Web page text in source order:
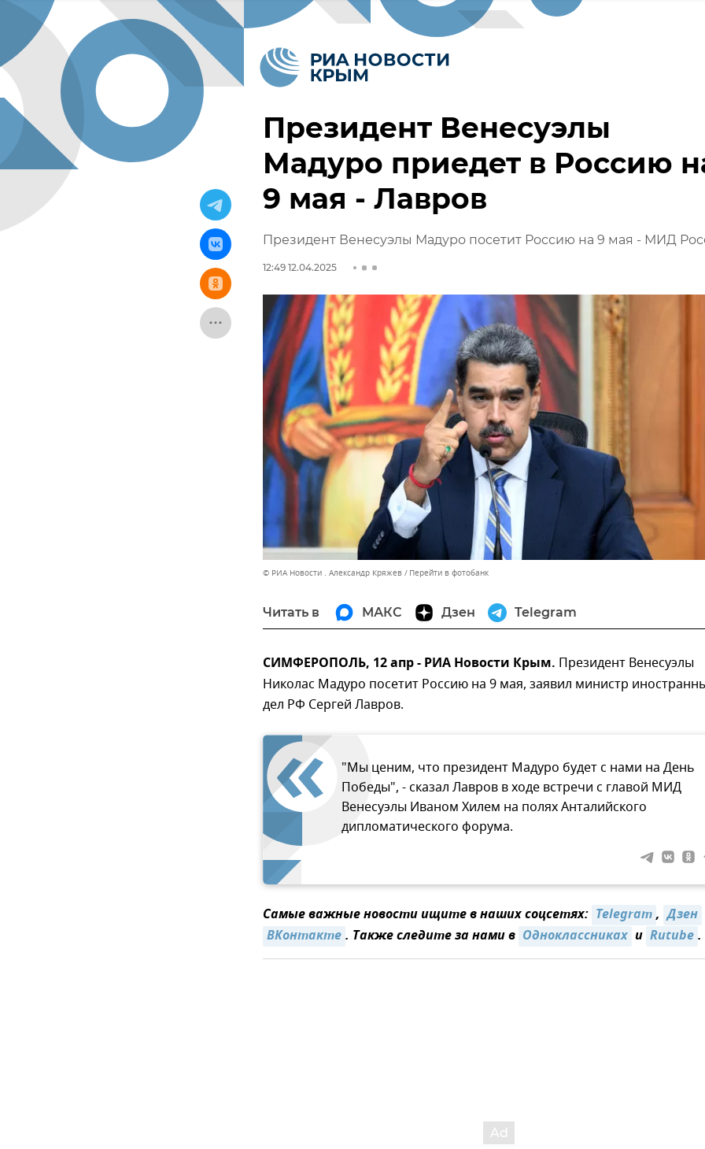
Президент Венесуэлы
Мадуро приедет в Россию
9 мая - Лавров
Президент Венесуэлы Мадуро посетит Россию на 9 мая - МИД
12:49 12.04.2025
© РИА Новости . Александр Кряжев Перейти в фотобанк
Читать в МАКС Дзен Telegram
СИМФЕРОПОЛЬ, 12 апр - РИА Новости Крым. Президент Венесуэлы
Николас Мадуро посетит Россию на 9 мая, заявил министр
дел РФ Сергей Лавров.
"Мы ценим, что президент Мадуро будет с нами на День
Победы", - сказал Лавров в ходе встречи с главой МИД
Венесуэлы Иваном Хилем на полях Анталийского
дипломатического форума.
Самые важные новости ищите в наших соцсетях: Telegram, Дзен
ВКонтакте. Также следите за нами в Одноклассниках и Rutube.